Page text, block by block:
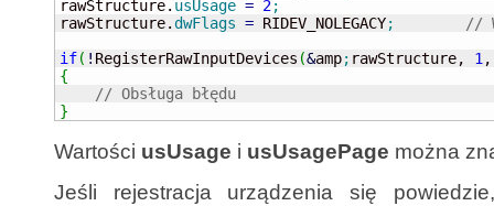
rawStructure. usUsage = 2;
rawStructure.dwFlags = RIDEV_NOLEGACY;
//
if( ! RegisterRawInputDevices (&amp; rawStructure, 1
{
// Obsługa błędu
}
Wartości usUsage i usUsagePage można
Jeśli rejestracja urządzenia się